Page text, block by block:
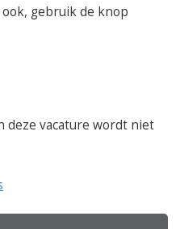
gebruik de knop
deze vacature wordt niet